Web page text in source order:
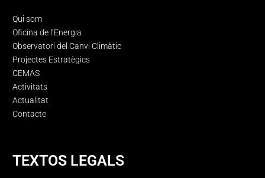
Qui som
Oficina de l’Energia
Observatori del Canvi Climàtic
Projectes Estratègics
CEMAS
Activitats
Actualitat
Contacte
TEXTOS LEGALS